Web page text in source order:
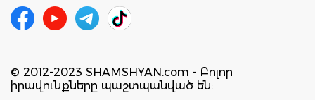
© 2012-2023 SHAMSHYAN.com - Բոլոր
իրավունքները պաշտպանված են: